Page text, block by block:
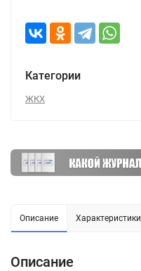
Категории
ЖКХ
Описание Характеристики
Описание